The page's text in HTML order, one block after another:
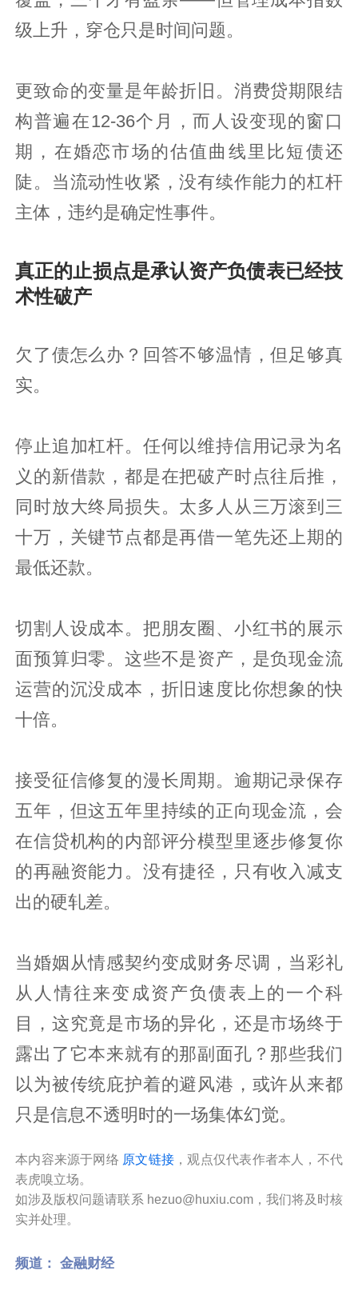
级上升，穿仓只是时间问题。
更致命的变量是年龄折旧。消费贷期限结
构普遍在12-36个月，而人设变现的窗口
期，在婚恋市场的估值曲线里比短债还
陡。当流动性收紧，没有续作能力的杠杆
主体，违约是确定性事件。
真正的止损点是承认资产负债表已经技
术性破产
欠了债怎么办？回答不够温情，但足够真
实。
停止追加杠杆。任何以维持信用记录为名
义的新借款，都是在把破产时点往后推，
同时放大终局损失。太多人从三万滚到三
十万，关键节点都是再借一笔先还上期的
最低还款。
切割人设成本。把朋友圈、小红书的展示
面预算归零。这些不是资产，是负现金流
运营的沉没成本，折旧速度比你想象的快
十倍。
接受征信修复的漫长周期。逾期记录保存
五年，但这五年里持续的正向现金流，会
在信贷机构的内部评分模型里逐步修复你
的再融资能力。没有捷径，只有收入减支
出的硬轧差。
当婚姻从情感契约变成财务尽调，当彩礼
从人情往来变成资产负债表上的一个科
目，这究竟是市场的异化，还是市场终于
露出了它本来就有的那副面孔？那些我们
以为被传统庇护着的避风港，或许从来都
只是信息不透明时的一场集体幻觉。
本内容来源于网络 原文链接 ，观点仅代表作者本人，不代
表虎嗅立场。
如涉及版权问题请联系 hezuo@huxiu.com，我们将及时核
实并处理。
频道： 金融财经